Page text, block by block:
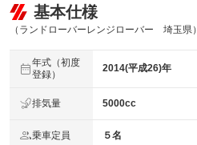
基本仕様
（ランドローバーレンジローバー 埼玉県）
年式（初度
登録）
2014(平成26)年
排気量 5000cc
乗車定員 ５名